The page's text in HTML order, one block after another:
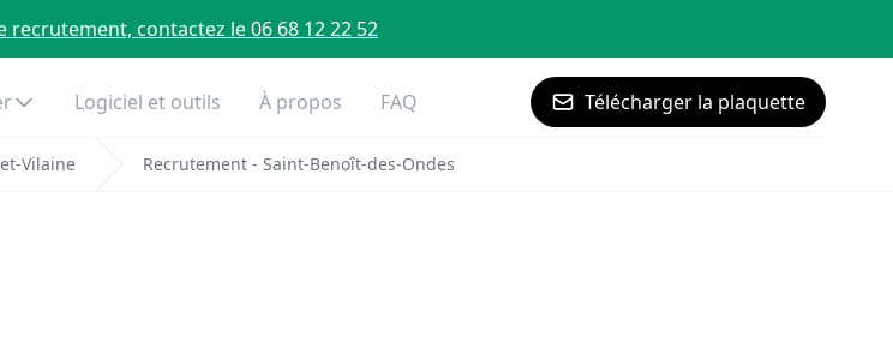
recrutement, contactez le 06 68 12 22 52
Logiciel et outils À propos FAQ Télécharger la plaquette
Vilaine Recrutement - Saint-Benoît-des-Ondes